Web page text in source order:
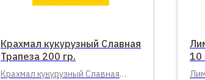
Крахмал кукурузный Славная
Трапеза 200 гр.
Крахмал кукурузный Славная
10